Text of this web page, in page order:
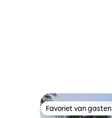
Favoriet van gasten
Favoriet van gasten